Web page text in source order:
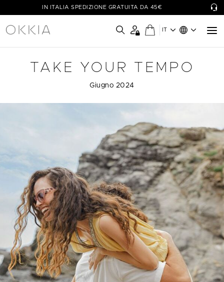
IN ITALIA SPEDIZIONE GRATUITA DA 45€
IT
TAKE YOUR TEMPO
Giugno 2024